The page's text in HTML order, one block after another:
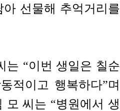
선물해 추억거리를
는 “이번 생일은 칠순
적이고 행복하다”며
모 씨는 “병원에서 생